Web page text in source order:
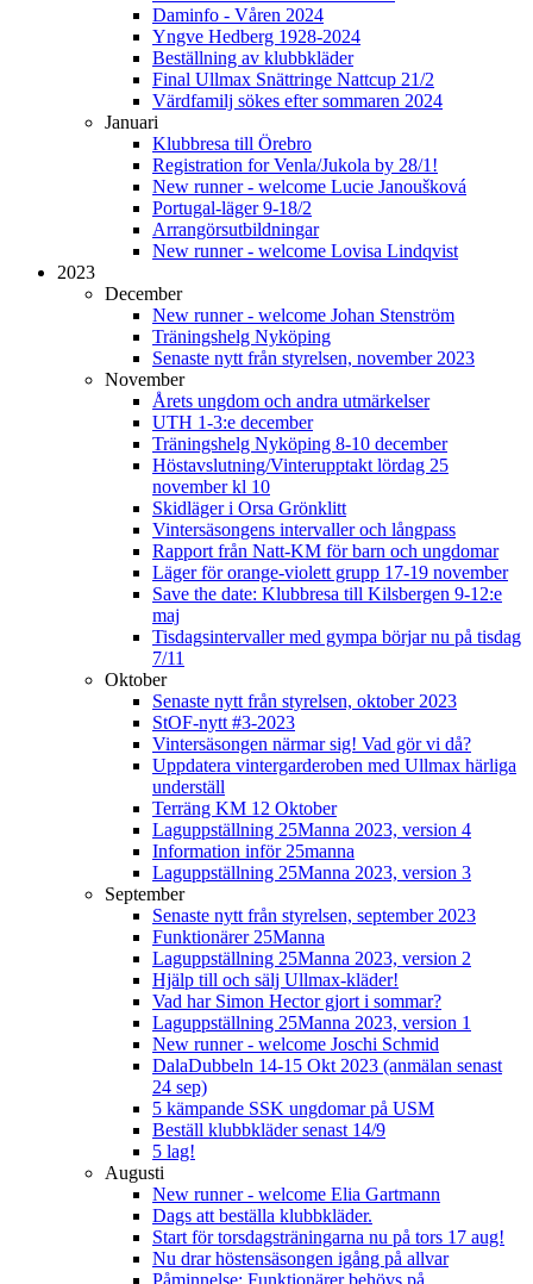
Daminfo - Våren 2024
Yngve Hedberg 1928-2024
Beställning av klubbkläder
Final Ullmax Snättringe Nattcup 21/2
Värdfamilj sökes efter sommaren 2024
Januari
Klubbresa till Örebro
Registration for Venla/Jukola by 28/1!
New runner - welcome Lucie Janoušková
Portugal-läger 9-18/2
Arrangörsutbildningar
New runner - welcome Lovisa Lindqvist
2023
December
New runner - welcome Johan Stenström
Träningshelg Nyköping
Senaste nytt från styrelsen, november 2023
November
Årets ungdom och andra utmärkelser
UTH 1-3:e december
Träningshelg Nyköping 8-10 december
Höstavslutning/Vinterupptakt lördag 25
november kl 10
Skidläger i Orsa Grönklitt
Vintersäsongens intervaller och långpass
Rapport från Natt-KM för barn och ungdomar
Läger för orange-violett grupp 17-19 november
Save the date: Klubbresa till Kilsbergen 9-12:e
maj
Tisdagsintervaller med gympa börjar nu på tisdag
7/11
Oktober
Senaste nytt från styrelsen, oktober 2023
StOF-nytt #3-2023
Vintersäsongen närmar sig! Vad gör vi då?
Uppdatera vintergarderoben med Ullmax härliga
underställ
Terräng KM 12 Oktober
Laguppställning 25Manna 2023, version 4
Information inför 25manna
Laguppställning 25Manna 2023, version 3
September
Senaste nytt från styrelsen, september 2023
Funktionärer 25Manna
Laguppställning 25Manna 2023, version 2
Hjälp till och sälj Ullmax-kläder!
Vad har Simon Hector gjort i sommar?
Laguppställning 25Manna 2023, version 1
New runner - welcome Joschi Schmid
DalaDubbeln 14-15 Okt 2023 (anmälan senast
24 sep)
5 kämpande SSK ungdomar på USM
Beställ klubbkläder senast 14/9
5 lag!
Augusti
New runner - welcome Elia Gartmann
Dags att beställa klubbkläder.
Start för torsdagsträningarna nu på tors 17 aug!
Nu drar höstensäsongen igång på allvar
Påminnelse: Funktionärer behövs på